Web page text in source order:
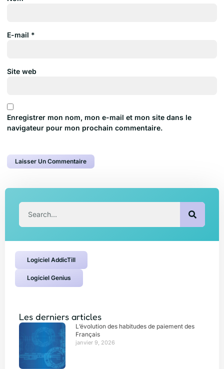
E-mail *
Site web
Enregistrer mon nom, mon e-mail et mon site dans le
navigateur pour mon prochain commentaire.
Logiciel AddicTill
Logiciel Genius
Les derniers articles
L’évolution des habitudes de paiement des
Français
janvier 9, 2026